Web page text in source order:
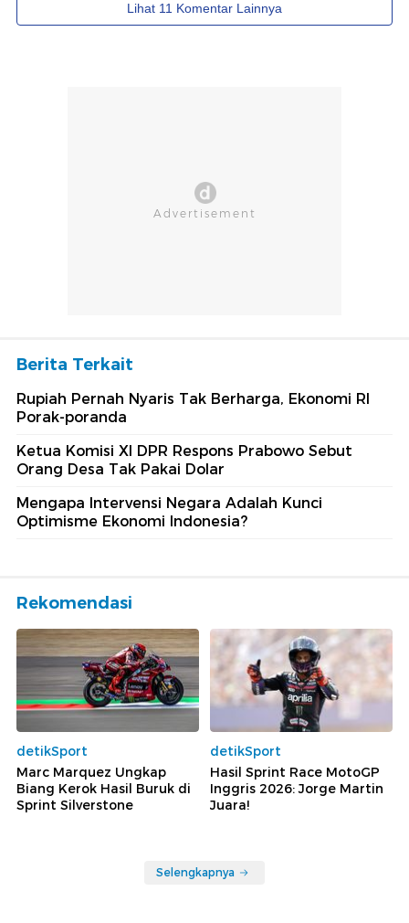
Berita Terkait
Rupiah Pernah Nyaris Tak Berharga, Ekonomi RI
Porak-poranda
Ketua Komisi XI DPR Respons Prabowo Sebut
Orang Desa Tak Pakai Dolar
Mengapa Intervensi Negara Adalah Kunci
Optimisme Ekonomi Indonesia?
Rekomendasi
detikSport
Marc Marquez Ungkap
Biang Kerok Hasil Buruk di
Sprint Silverstone
detikSport
Hasil Sprint Race MotoGP
Inggris 2026: Jorge Martin
Juara!
Selengkapnya